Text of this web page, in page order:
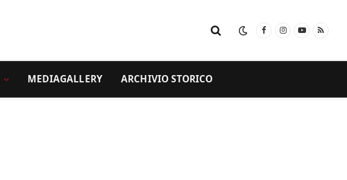
FacebookInstagram
YouTube
RSS
MEDIAGALLERY ARCHIVIO STORICO